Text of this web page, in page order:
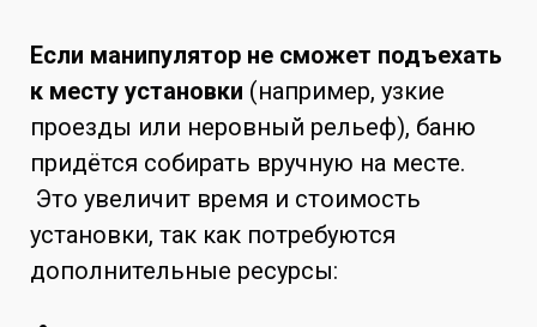
Если манипулятор не сможет подъехать
к месту установки (например, узкие
проезды или неровный рельеф), баню
придётся собирать вручную на месте.
Это увеличит время и стоимость
установки, так как потребуются
дополнительные ресурсы: